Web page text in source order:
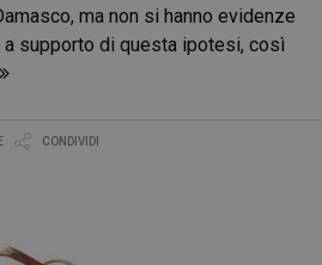
ma non si hanno evidenze
supporto di questa ipotesi, così
CONDIVIDI